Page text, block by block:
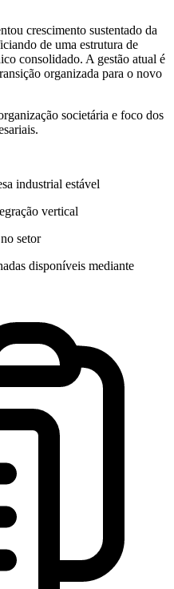
crescimento sustentado da
de uma estrutura de
consolidado. A gestão atual é
organizada para o novo
societária e foco dos
industrial estável
vertical
setor
disponíveis mediante